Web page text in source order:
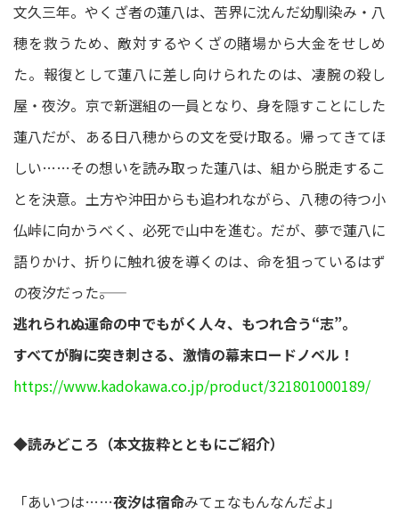
文久三年。やくざ者の蓮八は、苦界に沈んだ幼馴染み・八
穂を救うため、敵対するやくざの賭場から大金をせしめ
た。報復として蓮八に差し向けられたのは、凄腕の殺し
屋・夜汐。京で新選組の一員となり、身を隠すことにした
蓮八だが、ある日八穂からの文を受け取る。帰ってきてほ
しい……その想いを読み取った蓮八は、組から脱走するこ
とを決意。土方や沖田からも追われながら、八穂の待つ小
仏峠に向かうべく、必死で山中を進む。だが、夢で蓮八に
語りかけ、折りに触れ彼を導くのは、命を狙っているはず
の夜汐だった――。
逃れられぬ運命の中でもがく人々、もつれ合う“志”。
すべてが胸に突き刺さる、激情の幕末ロードノベル！
https://www.kadokawa.co.jp/product/321801000189/
◆読みどころ（本文抜粋とともにご紹介）
「あいつは……夜汐は宿命みてェなもんなんだよ」